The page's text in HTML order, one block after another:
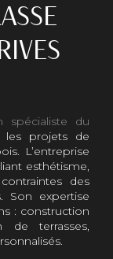
spécialiste du
projets de
L’entreprise
esthétisme,
des
Son expertise
: construction
de terrasses,